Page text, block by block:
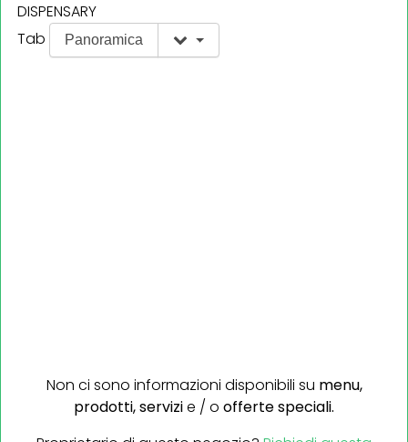
DISPENSARY
Tab
Panoramica
Non ci sono informazioni disponibili su menu,
prodotti,servizie / o offerte speciali.